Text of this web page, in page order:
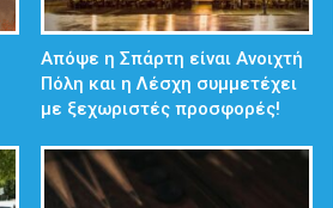
Απόψε η Σπάρτη είναι Ανοιχτή
Πόλη και η Λέσχη συμμετέχει
με ξεχωριστές προσφορές!